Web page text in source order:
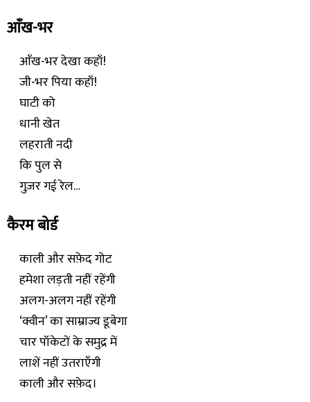
आँख-भर
आँख-भर देखा कहाँ!
जी-भर पिया कहाँ!
घाटी को
धानी खेत
लहराती नदी
कि पुल से
गुज़र गई रेल…
कैरम बोर्ड
काली और सफ़ेद गोट
हमेशा लड़ती नहीं रहेंगी
अलग-अलग नहीं रहेंगी
‘क्वीन’ का साम्राज्य डूबेगा
चार पॉकेटों के समुद्र में
लाशें नहीं उतराएँगी
काली और सफ़ेद।